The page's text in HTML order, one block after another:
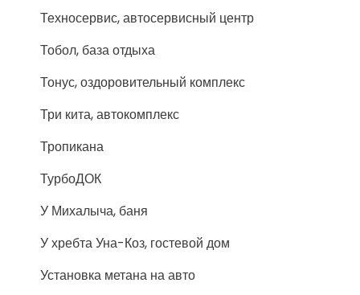
Техносервис, автосервисный центр
Тобол, база отдыха
Тонус, оздоровительный комплекс
Три кита, автокомплекс
Тропикана
ТурбоДОК
У Михалыча, баня
У хребта Уна-Коз, гостевой дом
Установка метана на авто